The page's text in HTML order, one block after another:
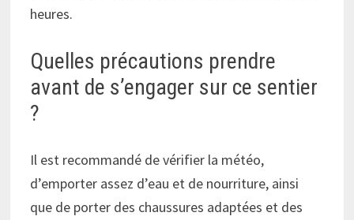
heures.
Quelles précautions prendre
avant de s’engager sur ce sentier
?
Il est recommandé de vérifier la météo,
d’emporter assez d’eau et de nourriture, ainsi
que de porter des chaussures adaptées et des